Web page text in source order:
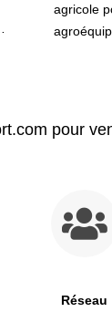
agricole
pour
Réseau